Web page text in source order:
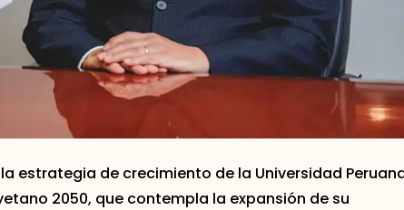
estrategia de crecimiento de la Universidad
2050, que contempla la expansión de su